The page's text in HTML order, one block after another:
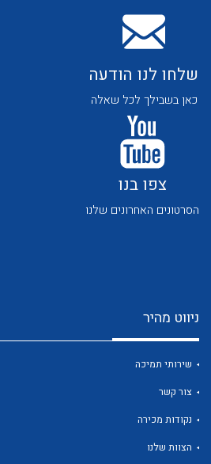
לכל מוצרי היצרן
לכל מוצרי היצרן
שלחו לנו הודעה
כאן בשבילך לכל שאלה
צפו בנו
הסרטונים האחרונים שלנו
ניווט מהיר
שירותי תמיכה
צור קשר
נקודות מכירה
הצוות שלנו